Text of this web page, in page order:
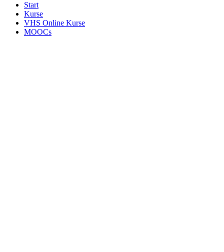
Start
Kurse
VHS Online Kurse
MOOCs